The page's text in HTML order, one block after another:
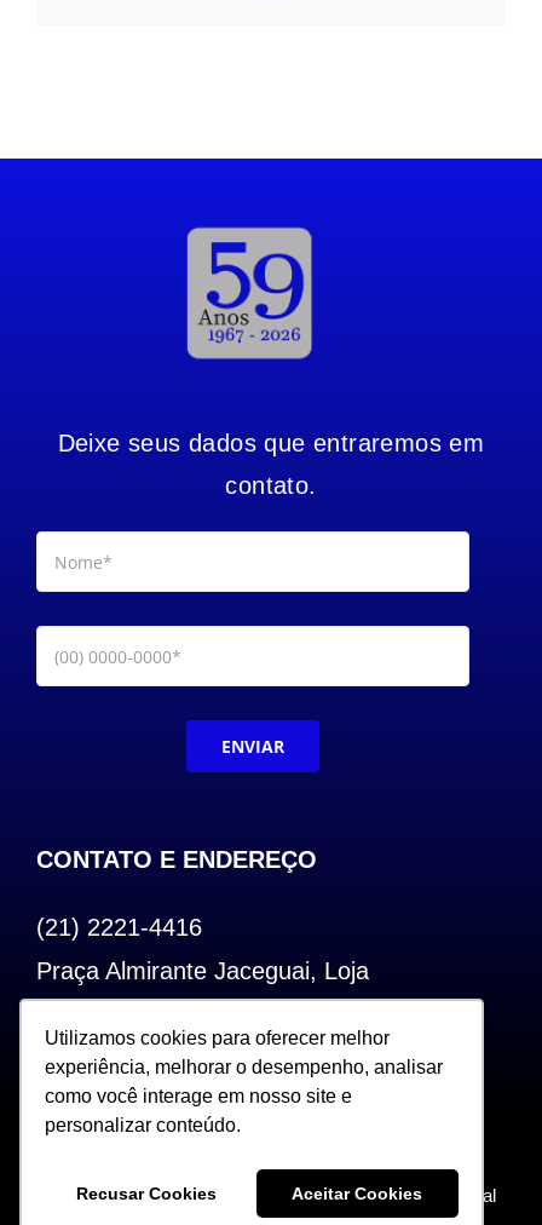
Utilizamos cookies para oferecer melhor
experiência, melhorar o desempenho, analisar
como você interage em nosso site e
personalizar conteúdo.
Recusar Cookies Aceitar Cookies
Utilizamos cookies para oferecer melhor
experiência, melhorar o desempenho, analisar
como você interage em nosso site e
personalizar conteúdo.
Recusar Cookies Aceitar Cookies
Deixe seus dados que entraremos em
contato.
ENVIAR
CONTATO E ENDEREÇO
(21) 2221-4416
Praça Almirante Jaceguai, Loja
CEP: 20.240-000
Copyright 2022. Todos os Direitos Reservados |
Desenvolvido por Sceweb – Agência de Marketing Digital
360°